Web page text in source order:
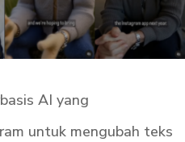
AI yang
untuk mengubah teks